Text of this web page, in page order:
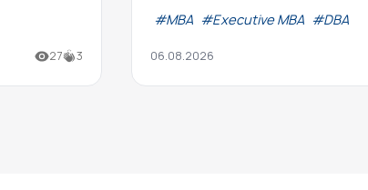
27 3
#МВА #Executive MBA #DBA
06.08.2026